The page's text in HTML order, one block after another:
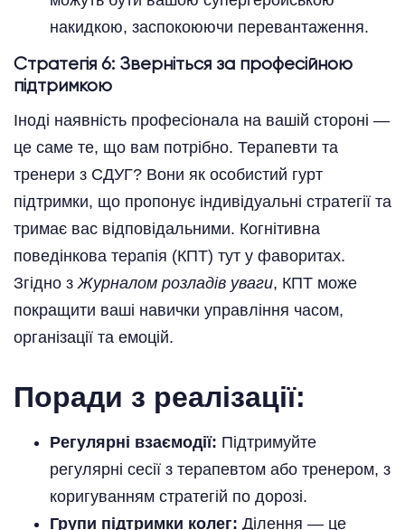
накидкою, заспокоюючи перевантаження.
Стратегія 6: Зверніться за професійною
підтримкою
Іноді наявність професіонала на вашій стороні —
це саме те, що вам потрібно. Терапевти та
тренери з СДУГ? Вони як особистий гурт
підтримки, що пропонує індивідуальні стратегії та
тримає вас відповідальними. Когнітивна
поведінкова терапія (КПТ) тут у фаворитах.
Згідно з Журналом розладів уваги, КПТ може
покращити ваші навички управління часом,
організації та емоцій.
Поради з реалізації:
Регулярні взаємодії: Підтримуйте
регулярні сесії з терапевтом або тренером, з
коригуванням стратегій по дорозі.
Групи підтримки колег: Ділення — це